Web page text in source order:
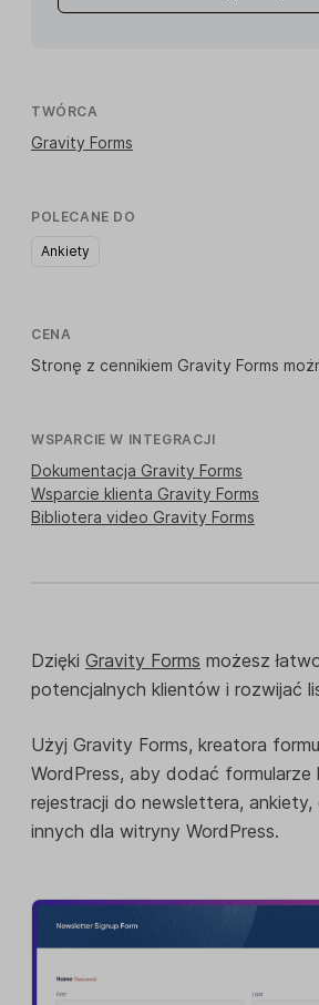
TWÓRCA
Gravity Forms
POLECANE DO
Ankiety
CENA
Stronę z cennikiem Gravity Forms
WSPARCIE W INTEGRACJI
Dokumentacja Gravity Forms
Wsparcie klienta Gravity Forms
Bibliotera video Gravity Forms
Dzięki Gravity Forms możesz
potencjalnych klientów i rozwijać
Użyj Gravity Forms, kreatora
WordPress, aby dodać
rejestracji do newslettera, ankiety,
innych dla witryny WordPress.